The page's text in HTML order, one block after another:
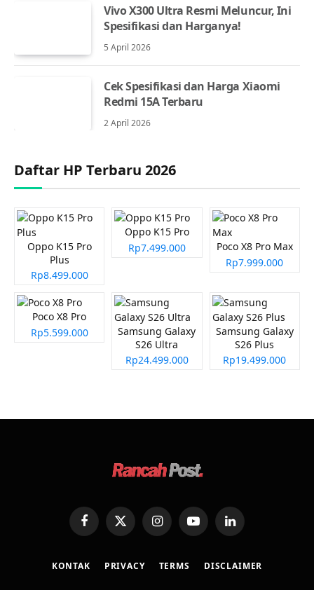
Vivo X300 Ultra Resmi Meluncur, Ini
Spesifikasi dan Harganya!
5 April 2026
Cek Spesifikasi dan Harga Xiaomi
Redmi 15A Terbaru
2 April 2026
Daftar HP Terbaru 2026
Oppo K15 Pro
Plus
Rp8.499.000
Oppo K15 Pro
Rp7.499.000
Poco X8 Pro Max
Rp7.999.000
Poco X8 Pro
Rp5.599.000
Samsung Galaxy
S26 Ultra
Rp24.499.000
Samsung Galaxy
S26 Plus
Rp19.499.000
FacebookX
(Twitter)
InstagramYouTubeLinkedIn
KONTAK PRIVACY TERMS DISCLAIMER